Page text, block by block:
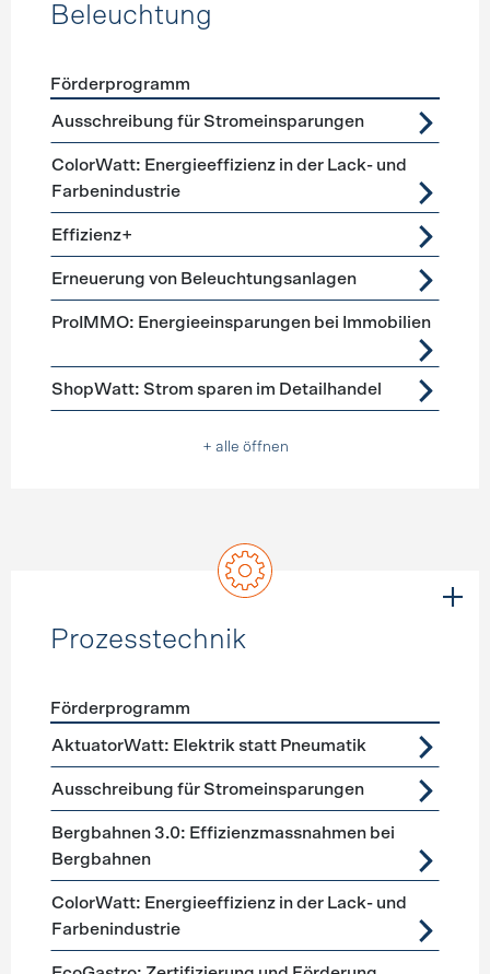
Beleuchtung
Förderprogramme Beleuchtung
Förderprogramm
Ausschreibung für Stromeinsparungen
ColorWatt: Energieeffizienz in der Lack- und
Farbenindustrie
Effizienz+
Erneuerung von Beleuchtungsanlagen
ProIMMO: Energieeinsparungen bei Immobilien
ShopWatt: Strom sparen im Detailhandel
+ alle öffnen
Prozesstechnik
Förderprogramme Prozesstechnik
Förderprogramm
AktuatorWatt: Elektrik statt Pneumatik
Ausschreibung für Stromeinsparungen
Bergbahnen 3.0: Effizienzmassnahmen bei
Bergbahnen
ColorWatt: Energieeffizienz in der Lack- und
Farbenindustrie